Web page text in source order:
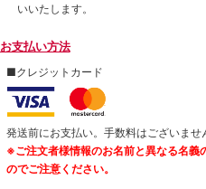
いいたします。
お支払い方法
■クレジットカード
発送前にお支払い。手数料はございませ
※ご注文者様情報のお名前と異なる名義
のでご注意ください。